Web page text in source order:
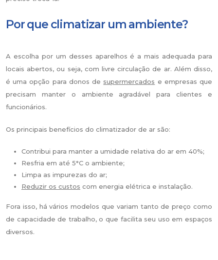
Por que climatizar um ambiente?
A escolha por um desses aparelhos é a mais adequada para
locais abertos, ou seja, com livre circulação de ar. Além disso,
é uma opção para donos de supermercados e empresas que
precisam manter o ambiente agradável para clientes e
funcionários.
Os principais benefícios do climatizador de ar são:
Contribui para manter a umidade relativa do ar em 40%;
Resfria em até 5°C o ambiente;
Limpa as impurezas do ar;
Reduzir os custos com energia elétrica e instalação.
Fora isso, há vários modelos que variam tanto de preço como
de capacidade de trabalho, o que facilita seu uso em espaços
diversos.